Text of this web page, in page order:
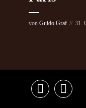
von Guido Graf 31.